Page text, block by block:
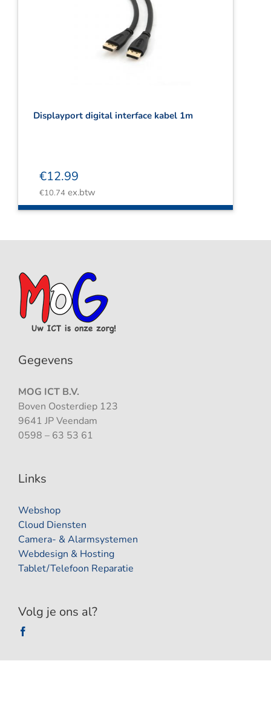
Displayport digital interface kabel 1m
€12.99
€10.74 ex.btw
Gegevens
MOG ICT B.V.
Boven Oosterdiep 123
9641 JP Veendam
0598 – 63 53 61
Links
Webshop
Cloud Diensten
Camera- & Alarmsystemen
Webdesign & Hosting
Tablet/Telefoon Reparatie
Volg je ons al?